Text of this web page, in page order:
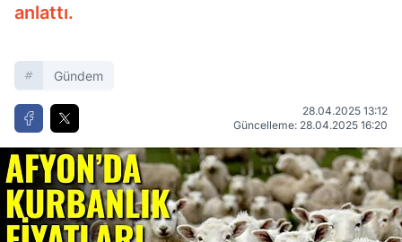
anlattı.
Gündem
28.04.2025 13:12
Güncelleme: 28.04.2025 16:20